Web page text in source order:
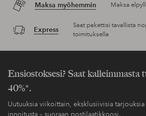
Maksa myöhemmin Maksa
Express
Saat pakettisi tavallista
toimituksella
Ensiostoksesi? Saat kalleimmasta
40%*.
Uutuuksia viikoittain, eksklusiivisia
innoitusta – suoraan postilaatikkoosi.